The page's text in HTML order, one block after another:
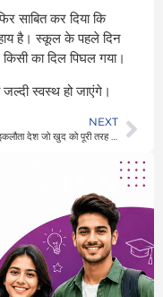
साबित कर दिया कि
है। स्कूल के पहले दिन
का दिल पिघल गया।
स्वस्थ हो जाएंगे।
NEXT
दुनिया का इकलौता देश जो खुद को पूरी तरह खिला सकता है – Guyana की अनोखी सफलता